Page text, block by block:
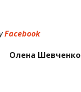
Facebook
Олена Шевченко